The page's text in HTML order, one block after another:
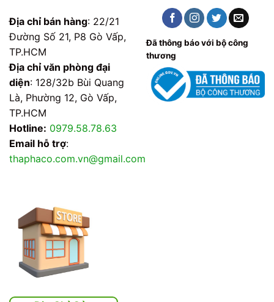
Địa chỉ bán hàng: 22/21
Đường Số 21, P8 Gò Vấp,
TP.HCM
Địa chỉ văn phòng đại
diện: 128/32b Bùi Quang
Là, Phường 12, Gò Vấp,
TP.HCM
Hotline: 0979.58.78.63
Email hỗ trợ:
thaphaco.com.vn@gmail.com
Đã thông báo với bộ công
thương